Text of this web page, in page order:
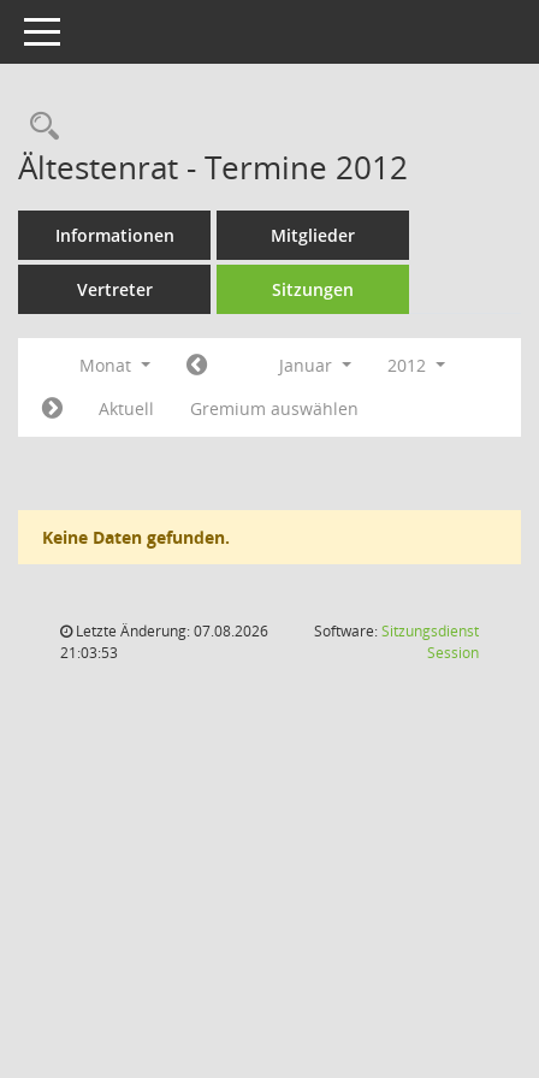
Toggle navigation
Rechercheauswahl
Ältestenrat - Termine 2012
Informationen Mitglieder
Vertreter Sitzungen
Monat Januar
2012
Aktuell
Gremium auswählen
Keine Daten gefunden.
Letzte Änderung: 07.08.2026
21:03:53
Software:Sitzungsdienst
Session(Wird in